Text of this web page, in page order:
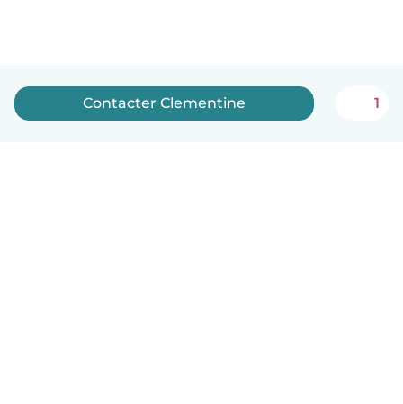
Contacter Clementine 1